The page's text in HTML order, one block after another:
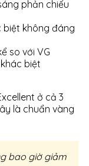
phản chiếu
không đáng
so với VG
biệt
ở cả 3
là chuẩn vàng
bao giờ giảm